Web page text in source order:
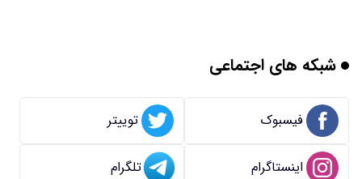
شبکه های اجتماعی
فیسبوک توییتر
اینستاگرام تلگرام